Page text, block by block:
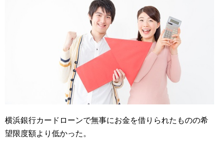
横浜銀行カードローンで無事にお金を借りられたものの希
望限度額より低かった。